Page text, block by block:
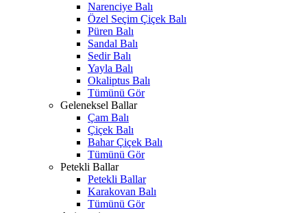
Narenciye Balı
Özel Seçim Çiçek Balı
Püren Balı
Sandal Balı
Sedir Balı
Yayla Balı
Okaliptus Balı
Tümünü Gör
Geleneksel Ballar
Çam Balı
Çiçek Balı
Bahar Çiçek Balı
Tümünü Gör
Petekli Ballar
Petekli Ballar
Karakovan Balı
Tümünü Gör